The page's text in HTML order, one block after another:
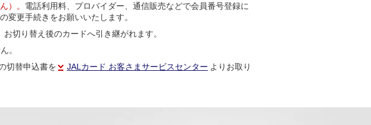
）。 電話利用料、プロバイダー、通信販売などで会員番号登録に
変更手続きをお願いいたします。
切り替え後のカードへ引き継がれます。
。
切替申込書を JALカード お客さまサービスセンター よりお取り